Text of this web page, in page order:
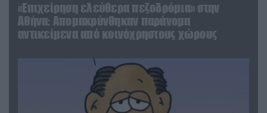
«Επιχείρηση ελεύθερα πεζοδρόμια» στην
Αθήνα: Απομακρύνθηκαν παράνομα
αντικείμενα από κοινόχρηστους χώρους